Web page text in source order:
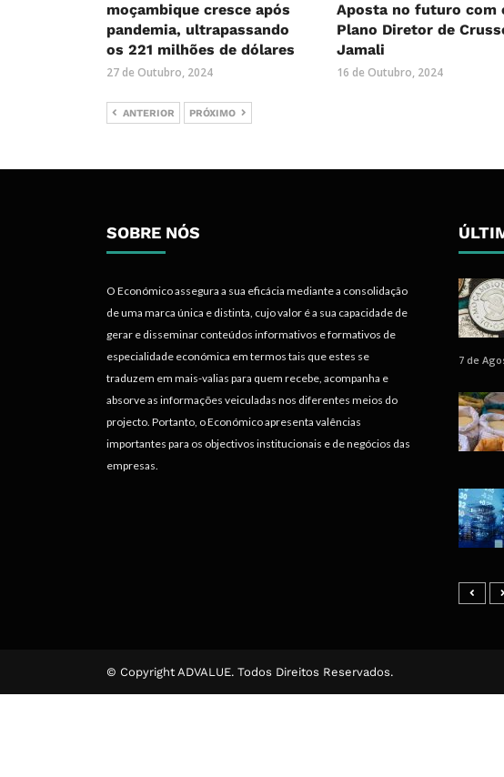
moçambique cresce após
pandemia, ultrapassando
os 221 milhões de dólares
27 de Outubro, 2024
Aposta no futuro com
Plano Diretor de
Jamali
16 de Outubro, 2024
ANTERIOR PRÓXIMO
SOBRE NÓS
O Económico assegura a sua eficácia mediante a consolidação
de uma marca única e distinta, cujo valor é a sua capacidade de
gerar e disseminar conteúdos informativos e formativos de
especialidade económica em termos tais que estes se
traduzem em mais-valias para quem recebe, acompanha e
absorve as informações veiculadas nos diferentes meios do
projecto. Portanto, o Económico apresenta valências
importantes para os objectivos institucionais e de negócios das
empresas.
7 de
© Copyright ADVALUE. Todos Direitos Reservados.